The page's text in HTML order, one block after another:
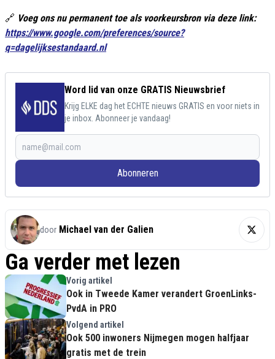
🔗 Voeg ons nu permanent toe als voorkeursbron via deze link:
https://www.google.com/preferences/source?
q=dagelijksestandaard.nl
Word lid van onze GRATIS Nieuwsbrief
Krijg ELKE dag het ECHTE nieuws GRATIS en voor niets in
je inbox. Abonneer je vandaag!
Abonneren
door Michael van der Galien
Ga verder met lezen
Vorig artikel
Ook in Tweede Kamer verandert GroenLinks-
PvdA in PRO
Volgend artikel
Ook 500 inwoners Nijmegen mogen halfjaar
gratis met de trein